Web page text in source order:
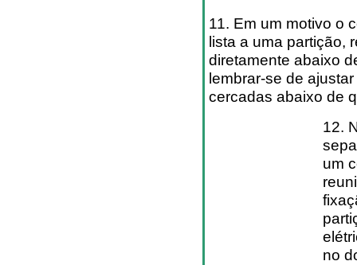
11. Em um motivo o
lista a uma partição,
diretamente abaixo
lembrar-se de
cercadas abaixo de
12.
um
no